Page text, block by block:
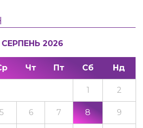
СЕРПЕНЬ 2026
Чт Пт Сб Нд
1 2
5 6 7 8 9